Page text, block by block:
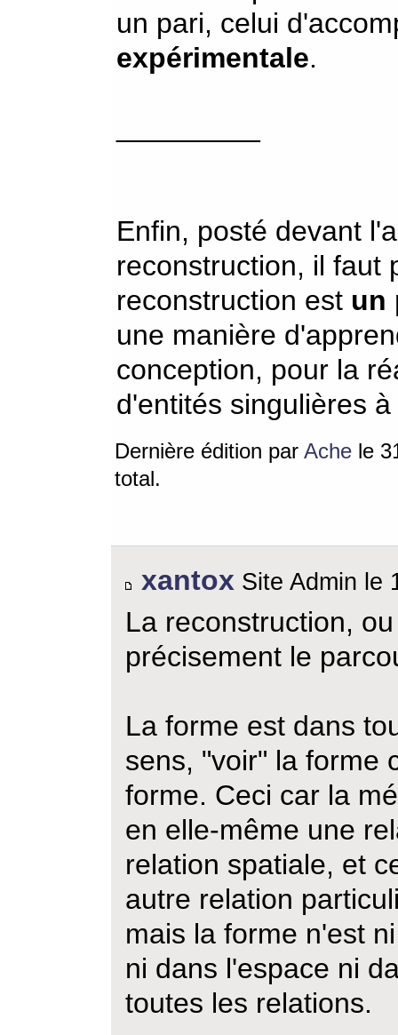
un pari, celui
expérimentale.
Enfin, posté devant
reconstruction, il faut
reconstruction est un
une manière
conception, pour la
d'entités singulières
Dernière édition par Ache le
total.
xantox Site Admin le
La reconstruction,
précisement le
La forme est dans
sens, "voir" la forme
forme. Ceci car la
en elle-même une
relation spatiale, et
autre relation
mais la forme n'est
ni dans l'espace ni
toutes les relations.